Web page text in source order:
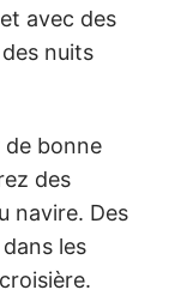
avec des
nuits
de bonne
des
navire. Des
les